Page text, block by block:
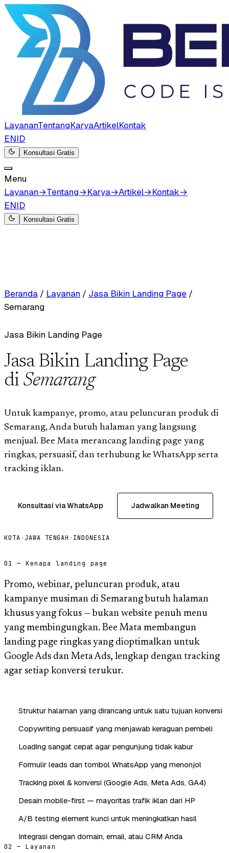
LayananTentangKaryaArtikelKontak
ENID
Konsultasi Gratis
Menu
Layanan→Tentang→Karya→Artikel→Kontak→
ENID
Konsultasi Gratis
Beranda / Layanan / Jasa Bikin Landing Page /
Semarang
Jasa Bikin Landing Page
Jasa Bikin Landing Page
di Semarang
Untuk kampanye, promo, atau peluncuran produk di
Semarang, Anda butuh halaman yang langsung
menjual. Bee Mata merancang landing page yang
ringkas, persuasif, dan terhubung ke WhatsApp serta
tracking iklan.
Konsultasi via WhatsApp Jadwalkan Meeting
KOTA · JAWA TENGAH · INDONESIA
01 — Kenapa landing page
Promo, webinar, peluncuran produk, atau
kampanye musiman di Semarang butuh halaman
khusus yang fokus — bukan website penuh menu
yang membingungkan. Bee Mata membangun
landing page ringkas yang dioptimalkan untuk
Google Ads dan Meta Ads, lengkap dengan tracking
agar setiap konversi terukur.
Struktur halaman yang dirancang untuk satu tujuan konversi
Copywriting persuasif yang menjawab keraguan pembeli
Loading sangat cepat agar pengunjung tidak kabur
Formulir leads dan tombol WhatsApp yang menonjol
Tracking pixel & konversi (Google Ads, Meta Ads, GA4)
Desain mobile-first — mayoritas trafik iklan dari HP
A/B testing element kunci untuk meningkatkan hasil
Integrasi dengan domain, email, atau CRM Anda
02 — Layanan